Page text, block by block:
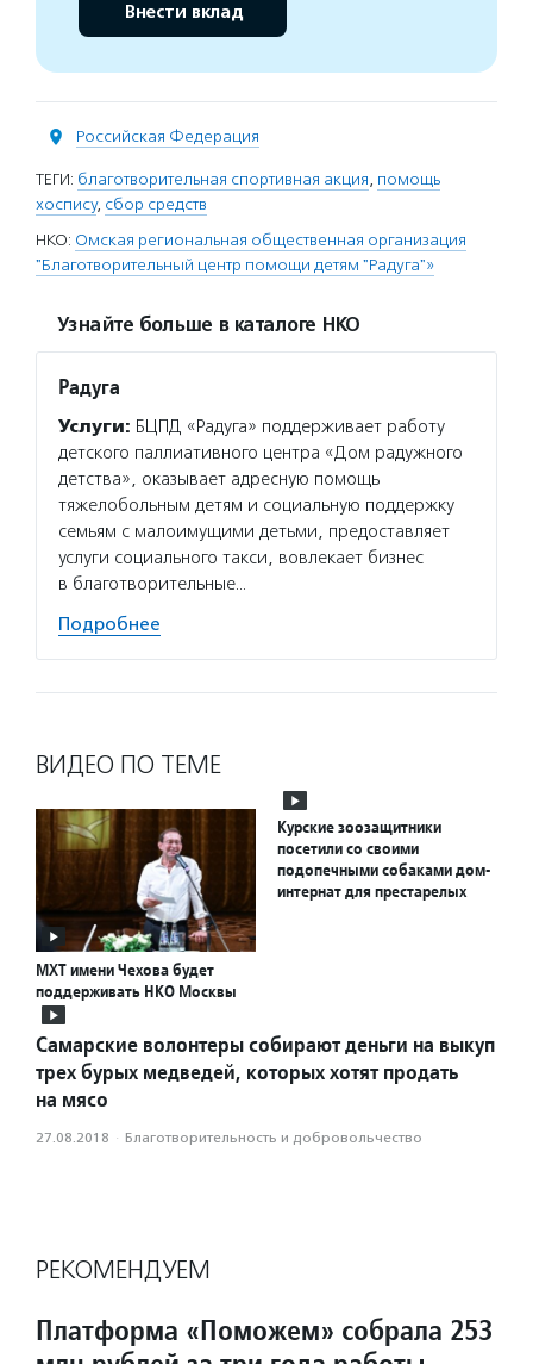
Внести вклад
Российская Федерация
ТЕГИ: благотворительная спортивная акция, помощь
хоспису, сбор средств
НКО: Омская региональная общественная организация
"Благотворительный центр помощи детям "Радуга"»
Узнайте больше в каталоге НКО
Радуга
Услуги: БЦПД «Радуга» поддерживает работу
детского паллиативного центра «Дом радужного
детства», оказывает адресную помощь
тяжелобольным детям и социальную поддержку
семьям с малоимущими детьми, предоставляет
услуги социального такси, вовлекает бизнес
в благотворительные…
Подробнее
ВИДЕО ПО ТЕМЕ
МХТ имени Чехова будет
поддерживать НКО Москвы
Курские зоозащитники
посетили со своими
подопечными собаками дом-
интернат для престарелых
Самарские волонтеры собирают деньги на выкуп
трех бурых медведей, которых хотят продать
на мясо
27.08.2018 · Благотвори­тель­ность и доброволь­чест­во
РЕКОМЕНДУЕМ
Платформа «Поможем» собрала 253